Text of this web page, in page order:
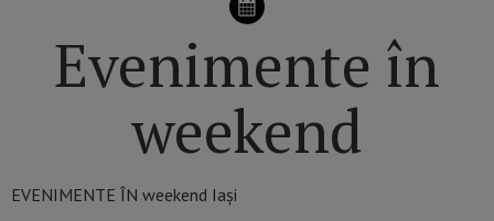
Evenimente în
weekend
EVENIMENTE ÎN weekend Iași